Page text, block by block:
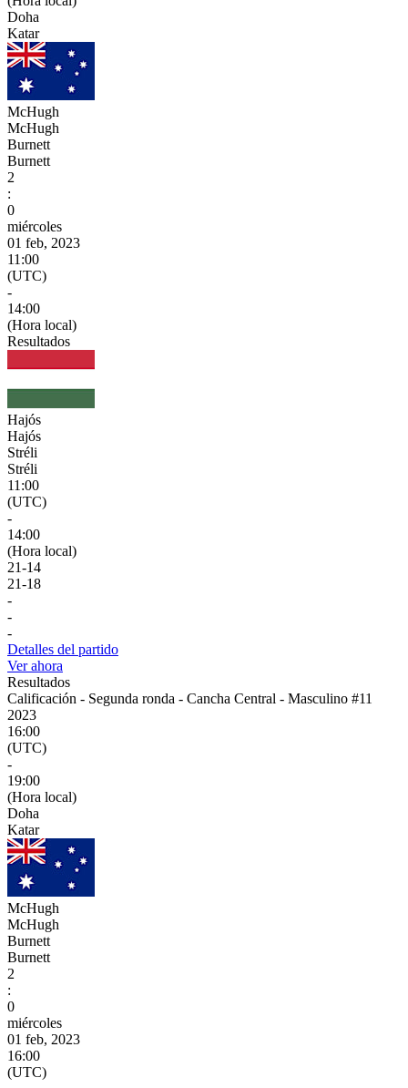
Doha
Katar
McHugh
McHugh
Burnett
Burnett
2
:
0
miércoles
01 feb, 2023
11:00
(UTC)
-
14:00
(Hora local)
Resultados
Hajós
Hajós
Stréli
Stréli
11:00
(UTC)
-
14:00
(Hora local)
21-14
21-18
-
-
-
Detalles del partido
Ver ahora
Resultados
Calificación - Segunda ronda - Cancha Central - Masculino #11
2023
16:00
(UTC)
-
19:00
(Hora local)
Doha
Katar
McHugh
McHugh
Burnett
Burnett
2
:
0
miércoles
01 feb, 2023
16:00
(UTC)